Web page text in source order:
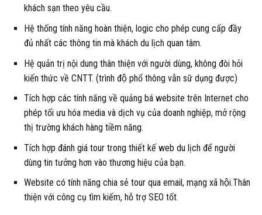
khách sạn theo yêu cầu.
Hệ thống tính năng hoàn thiện, logic cho phép cung cấp đầy
đủ nhất các thông tin mà khách du lịch quan tâm.
Hệ quản trị nội dung thân thiện với người dùng, không đòi hỏi
kiến thức về CNTT. (trình độ phổ thông vẫn sữ dụng được)
Tích hợp các tính năng về quảng bá website trên Internet cho
phép tối ưu hóa media và dịch vụ của doanh nghiệp, mở rộng
thị trường khách hàng tiềm năng.
Tích hợp đánh giá tour trong thiết kế web du lịch để người
dùng tin tưởng hơn vào thương hiệu của bạn.
Website có tính năng chia sẻ tour qua email, mạng xã hội.Thân
thiện với công cụ tìm kiếm, hỗ trợ SEO tốt.